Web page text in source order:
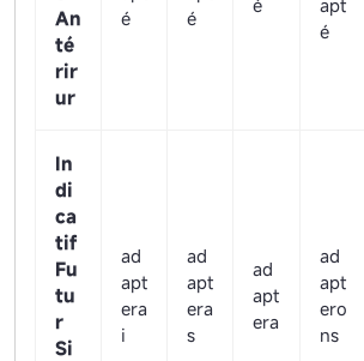
An
té
rir
ur
é
é
é
apt
é
In
di
ca
tif
Fu
tu
r
Si
ad
apt
era
i
ad
apt
era
s
ad
apt
era
ad
apt
ero
ns